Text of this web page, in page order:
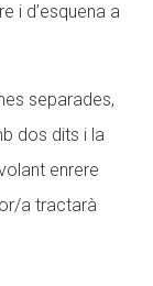
i d’esquena a
separades,
dos dits i la
enrere
a tractarà